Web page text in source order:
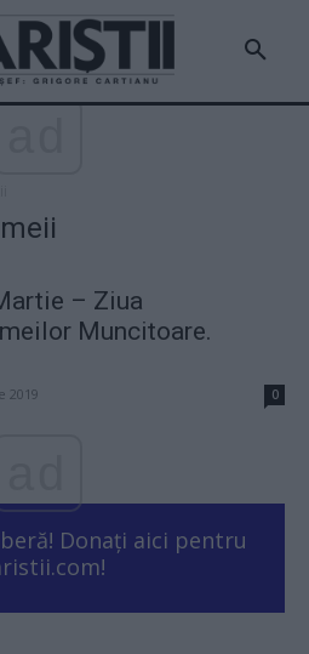
– Ziua
Muncitoare.
2019 0
Donați aici pentru